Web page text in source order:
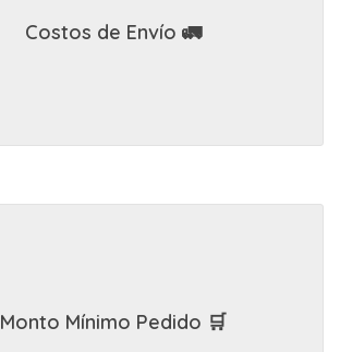
Costos de Envío 🚛
Monto Mínimo Pedido 🛒